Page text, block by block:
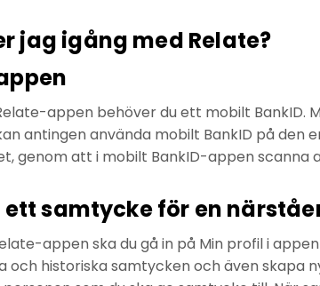
jag igång med Relate?
appen behöver du ett mobilt BankID.
antingen använda mobilt BankID på
genom att i mobilt BankID-appen scanna
ett samtycke för en
appen ska du gå in på Min profil i
och historiska samtycken och även skapa